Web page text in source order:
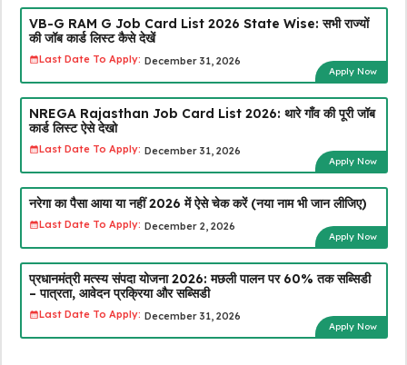
VB-G RAM G Job Card List 2026 State Wise: सभी राज्यों
की जॉब कार्ड लिस्ट कैसे देखें
Last Date To Apply: December 31, 2026
Apply Now
NREGA Rajasthan Job Card List 2026: थारे गाँव की पूरी जॉब
कार्ड लिस्ट ऐसे देखो
Last Date To Apply: December 31, 2026
Apply Now
नरेगा का पैसा आया या नहीं 2026 में ऐसे चेक करें (नया नाम भी जान लीजिए)
Last Date To Apply: December 2, 2026
Apply Now
प्रधानमंत्री मत्स्य संपदा योजना 2026: मछली पालन पर 60% तक सब्सिडी
– पात्रता, आवेदन प्रक्रिया और सब्सिडी
Last Date To Apply: December 31, 2026
Apply Now